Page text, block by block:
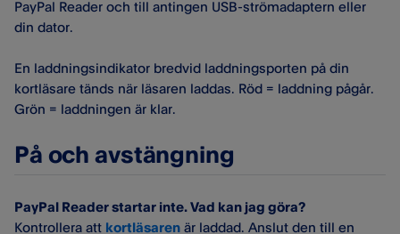
PayPal Reader och till antingen USB-strömadaptern eller
din dator.
En laddningsindikator bredvid laddningsporten på din
kortläsare tänds när läsaren laddas. Röd = laddning pågår.
Grön = laddningen är klar.
På och avstängning
PayPal Reader startar inte. Vad kan jag göra?
Kontrollera att kortläsaren är laddad. Anslut den till en